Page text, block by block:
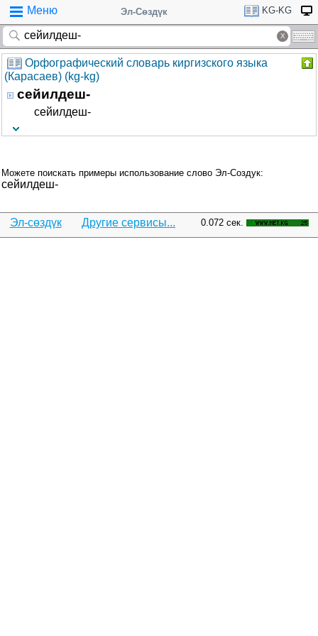
Меню Эл-Сөздүк KG-KG
Орфографический словарь киргизского языка
(Карасаев) (kg-kg)
сейилдеш-
сейилдеш-
Можете поискать примеры использование слово Эл-Создук:
сейилдеш-
Эл-сөздүк Другие сервисы... 0.072 сек.